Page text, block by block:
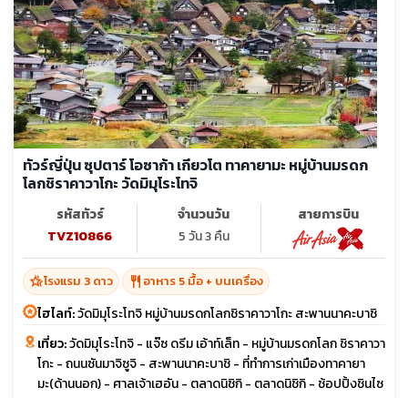
ทัวร์ญี่ปุ่น ซุปตาร์ โอซาก้า เกียวโต ทาคายามะ หมู่บ้านมรดก
โลกชิราคาวาโกะ วัดมิมุโระโทจิ
รหัสทัวร์
TVZ10866
จำนวนวัน
5 วัน 3 คืน
สายการบิน
hotel_classโรงแรม 3 ดาว restaurant อาหาร 5 มื้อ + บนเครื่อง
ไฮไลท์:วัดมิมุโระโทจิ หมู่บ้านมรดกโลกชิราคาวาโกะ สะพานนาคะบาชิ
เที่ยว:วัดมิมุโระโทจิ - แจ๊ซ ดรีม เอ้าท์เล็ท - หมู่บ้านมรดกโลก ชิราคาวา
โกะ - ถนนซันมาจิซูจิ - สะพานนาคะบาชิ - ที่ทำการเก่าเมืองทาคายา
มะ(ด้านนอก) - ศาลเจ้าเฮอัน - ตลาดนิชิกิ - ตลาดนิชิกิ - ช้อปปิ้งชินไซ